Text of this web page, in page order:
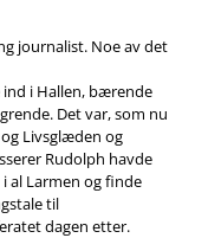
journalist. Noe av det
ind i Hallen, bærende
Det var, som nu
Livsglæden og
Rudolph havde
al Larmen og finde
til
dagen etter.